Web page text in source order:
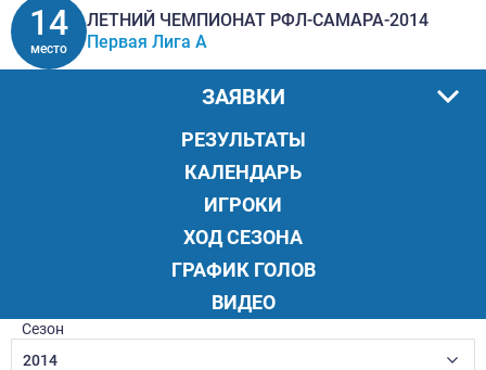
14
место
ЛЕТНИЙ ЧЕМПИОНАТ РФЛ-САМАРА-2014
Первая Лига A
РЕЗУЛЬТАТЫ
КАЛЕНДАРЬ
ИГРОКИ
ЗАЯВКИ
ХОД СЕЗОНА
ГРАФИК ГОЛОВ
ВИДЕО
Сезон
2014